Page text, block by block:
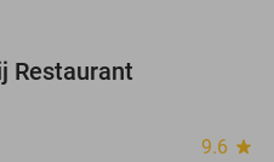
Restaurant
9.6 star